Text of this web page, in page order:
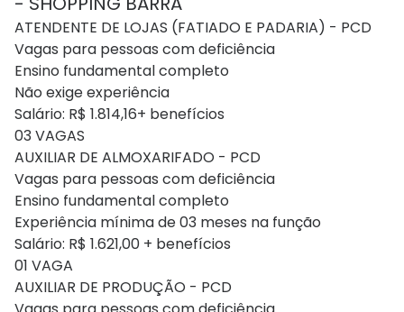
ATENDENTE DE LOJAS (FATIADO E PADARIA) - PCD
Vagas para pessoas com deficiência
Ensino fundamental completo
Não exige experiência
Salário: R$ 1.814,16+ benefícios
03 VAGAS
AUXILIAR DE ALMOXARIFADO - PCD
Vagas para pessoas com deficiência
Ensino fundamental completo
Experiência mínima de 03 meses na função
Salário: R$ 1.621,00 + benefícios
01 VAGA
AUXILIAR DE PRODUÇÃO - PCD